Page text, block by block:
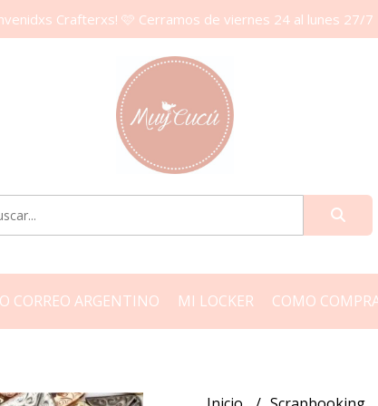
Crafterxs! 🩷 Cerramos de viernes 24 al lunes 27/7
CORREO ARGENTINO MI LOCKER COMO